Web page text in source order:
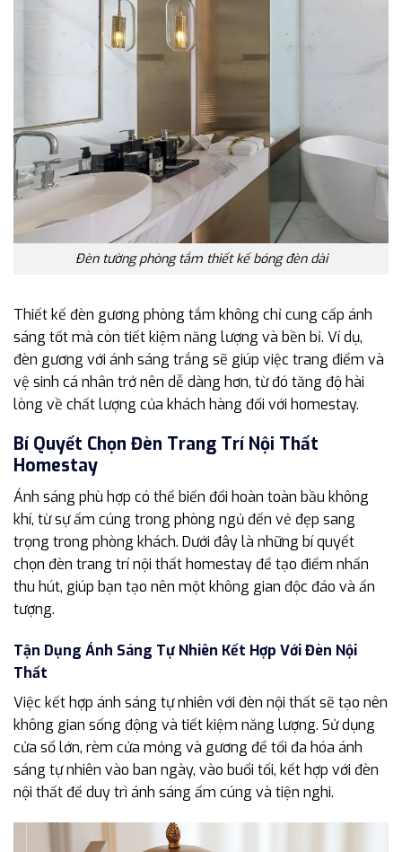
Đèn tường phòng tắm thiết kế bóng đèn dài
Thiết kế đèn gương phòng tắm không chỉ cung cấp ánh
sáng tốt mà còn tiết kiệm năng lượng và bền bỉ. Ví dụ,
đèn gương với ánh sáng trắng sẽ giúp việc trang điểm và
vệ sinh cá nhân trở nên dễ dàng hơn, từ đó tăng độ hài
lòng về chất lượng của khách hàng đối với homestay.
Bí Quyết Chọn Đèn Trang Trí Nội Thất
Homestay
Ánh sáng phù hợp có thể biến đổi hoàn toàn bầu không
khí, từ sự ấm cúng trong phòng ngủ đến vẻ đẹp sang
trọng trong phòng khách. Dưới đây là những bí quyết
chọn đèn trang trí nội thất homestay để tạo điểm nhấn
thu hút, giúp bạn tạo nên một không gian độc đáo và ấn
tượng.
Tận Dụng Ánh Sáng Tự Nhiên Kết Hợp Với Đèn Nội
Thất
Việc kết hợp ánh sáng tự nhiên với đèn nội thất sẽ tạo nên
không gian sống động và tiết kiệm năng lượng. Sử dụng
cửa sổ lớn, rèm cửa mỏng và gương để tối đa hóa ánh
sáng tự nhiên vào ban ngày, vào buổi tối, kết hợp với đèn
nội thất để duy trì ánh sáng ấm cúng và tiện nghi.